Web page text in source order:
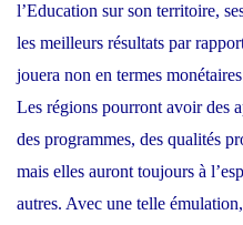
l’Education sur son territoire,
les meilleurs résultats par
jouera non en termes
Les régions pourront avoir des
des programmes, des qualités
mais elles auront toujours à
autres. Avec une telle